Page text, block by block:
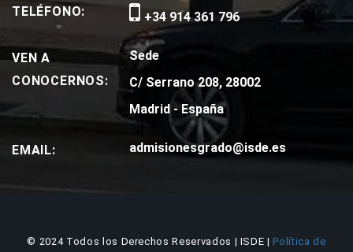
TELÉFONO: +34 914 361 796
VEN A
CONOCERNOS:
Sede
C/ Serrano 208, 28002
Madrid - España
EMAIL: admisionesgrado@isde.es
© 2024 Todos los Derechos Reservados | ISDE |Política de